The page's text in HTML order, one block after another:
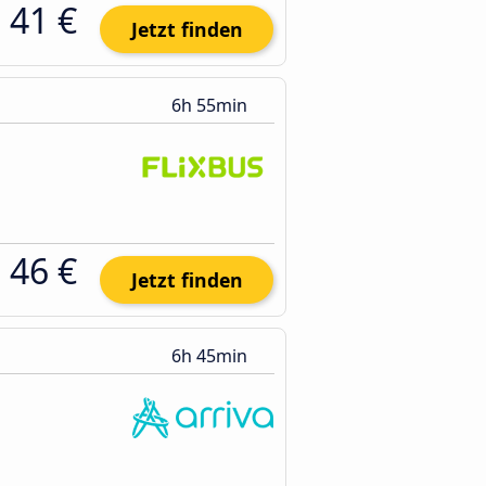
41 € Jetzt finden
6h 55min
46 € Jetzt finden
6h 45min